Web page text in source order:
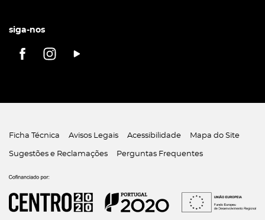
siga-nos
Ficha Técnica Avisos Legais Acessibilidade Mapa do Site
Sugestões e Reclamações Perguntas Frequentes